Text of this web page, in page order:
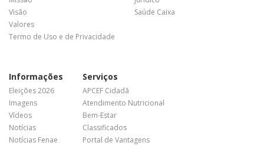
Visão
Valores
Termo de Uso e de Privacidade
Saúde Caixa
Informações
Eleições 2026
Imagens
Vídeos
Notícias
Notícias Fenae
Serviços
APCEF Cidadã
Atendimento Nutricional
Bem-Estar
Classificados
Portal de Vantagens